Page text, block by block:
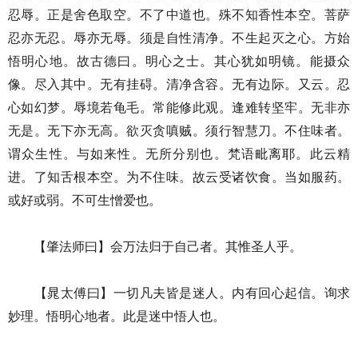
忍辱。正是舍色取空。不了中道也。殊不知香性本空。菩萨
忍亦无忍。辱亦无辱。须是自性清净。不生起灭之心。方始
悟明心地。故古德曰。明心之士。其心犹如明镜。能摄众
像。尽入其中。无有挂碍。清净含容。无有边际。又云。忍
心如幻梦。辱境若龟毛。常能修此观。逢难转坚牢。无非亦
无是。无下亦无高。欲灭贪嗔贼。须行智慧刀。不住味者。
谓众生性。与如来性。无所分别也。梵语毗离耶。此云精
进。了知舌根本空。为不住味。故云受诸饮食。当如服药。
或好或弱。不可生憎爱也。
【肇法师曰】会万法归于自己者。其惟圣人乎。
【晁太傅曰】一切凡夫皆是迷人。内有回心起信。询求
妙理。悟明心地者。此是迷中悟人也。